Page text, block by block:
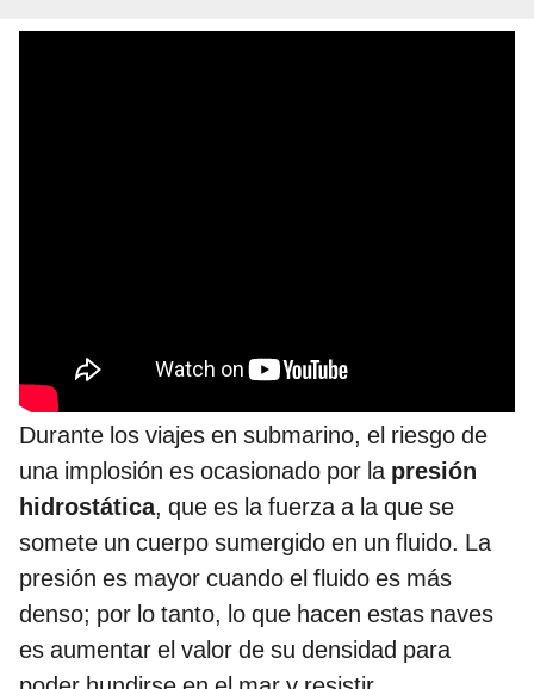
Durante los viajes en submarino, el riesgo de
una implosión es ocasionado por la presión
hidrostática, que es la fuerza a la que se
somete un cuerpo sumergido en un fluido. La
presión es mayor cuando el fluido es más
denso; por lo tanto, lo que hacen estas naves
es aumentar el valor de su densidad para